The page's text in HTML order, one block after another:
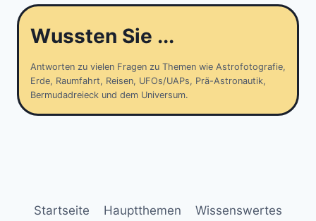
Wussten Sie ...
Antworten zu vielen Fragen zu Themen wie Astrofotografie,
Erde, Raumfahrt, Reisen, UFOs/UAPs, Prä-Astronautik,
Bermudadreieck und dem Universum.
Startseite Hauptthemen Wissenswertes